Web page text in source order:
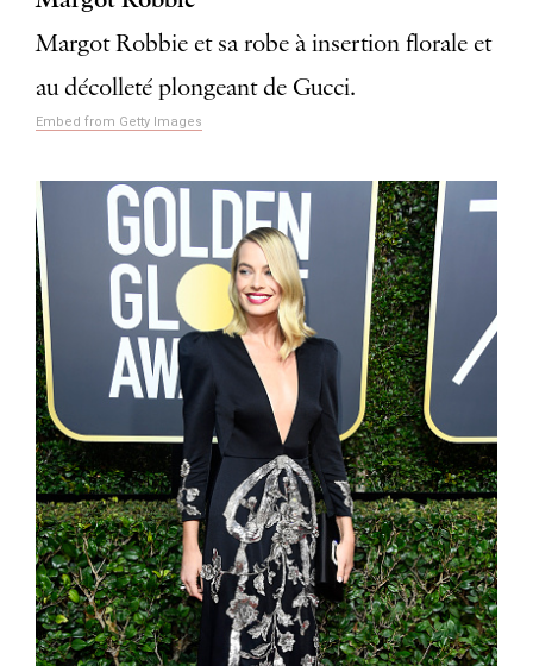
Margot Robbie et sa robe à insertion florale et
au décolleté plongeant de Gucci.
Embed from Getty Images